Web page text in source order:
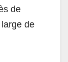
de
de